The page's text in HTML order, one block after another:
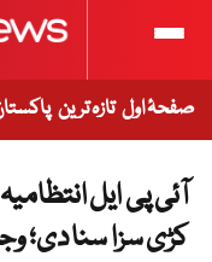
صفحۂ اول تازہ ترین
آئی پی ایل
کڑی سزا سنا دی؛